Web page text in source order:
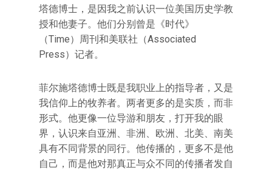
塔德博士，是因我之前认识一位美国历史学教
授和他妻子。他们分别曾是《时代》
（Time）周刊和美联社（Associated
Press）记者。
菲尔施塔德博士既是我职业上的指导者，又是
我信仰上的牧养者。两者更多的是实质，而非
形式。他更像一位导游和朋友，打开我的眼
界，认识来自亚洲、非洲、欧洲、北美、南美
具有不同背景的同行。他传播的，更多不是他
自己，而是他对那真正与众不同的传播者发自